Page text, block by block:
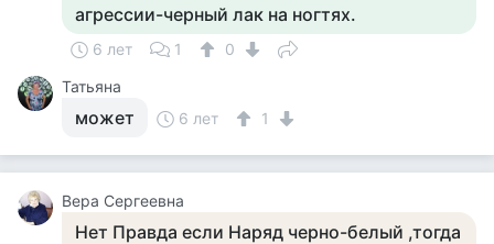
агрессии-черный лак на ногтях.
6 лет 1
0
Татьяна
может 6 лет 1
Вера Сергеевна
Нет Правда если Наряд черно-белый ,тогда